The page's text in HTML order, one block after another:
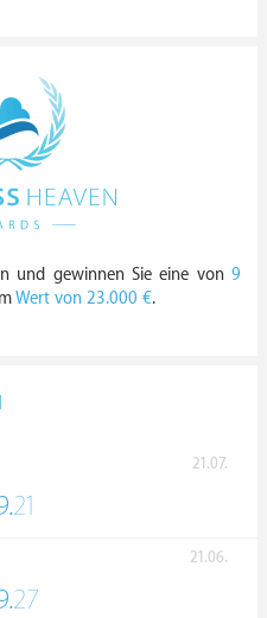
und gewinnen Sie eine von 9
Wert von 23.000 €.
21.07.
21
21.06.
27